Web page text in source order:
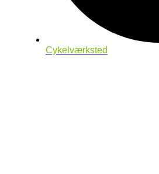
Cykelværksted